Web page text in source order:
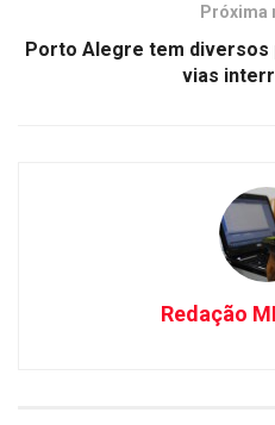
Próxima
Porto Alegre tem diversos
vias
Redação